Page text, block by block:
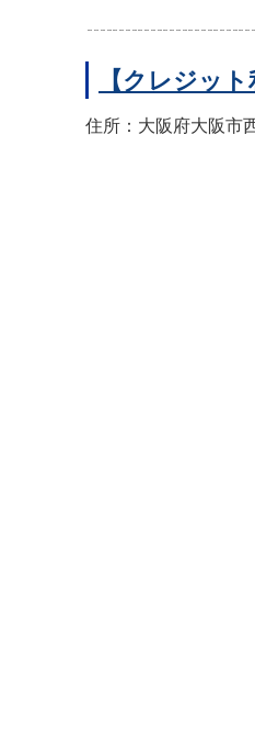
【クレジッ
住所：大阪府大阪市